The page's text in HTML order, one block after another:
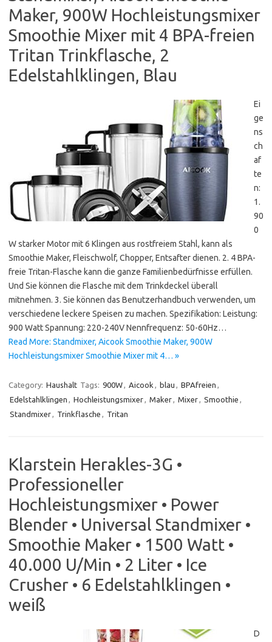
Maker, 900W Hochleistungsmixer
Smoothie Mixer mit 4 BPA-freien
Tritan Trinkflasche, 2
Edelstahlklingen, Blau
Ei
ge
ns
ch
af
te
n:
1.
90
0
W starker Motor mit 6 Klingen aus rostfreiem Stahl, kann als
Smoothie Maker, Fleischwolf, Chopper, Entsafter dienen. 2. 4 BPA-
freie Tritan-Flasche kann die ganze Familienbedürfnisse erfüllen.
Und Sie können die Flasche mit dem Trinkdeckel überall
mitnehmen. 3. Sie können das Benutzerhandbuch verwenden, um
verschiedene leckere Speisen zu machen. Spezifikation: Leistung:
900 Watt Spannung: 220-240V Nennfrequenz: 50-60Hz…
Read More: Standmixer, Aicook Smoothie Maker, 900W
Hochleistungsmixer Smoothie Mixer mit 4… »
Category: Haushalt Tags: 900W, Aicook , blau , BPAfreien ,
Edelstahlklingen , Hochleistungsmixer, Maker, Mixer, Smoothie ,
Standmixer, Trinkflasche , Tritan
Klarstein Herakles-3G •
Professioneller
Hochleistungsmixer • Power
Blender • Universal Standmixer •
Smoothie Maker • 1500 Watt •
40.000 U/Min • 2 Liter • Ice
Crusher • 6 Edelstahlklingen •
weiß
D